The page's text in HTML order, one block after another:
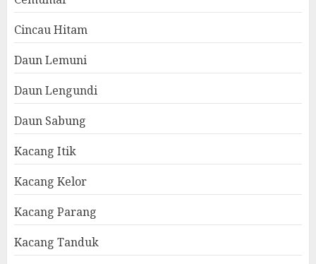
Cincau Hitam
Daun Lemuni
Daun Lengundi
Daun Sabung
Kacang Itik
Kacang Kelor
Kacang Parang
Kacang Tanduk